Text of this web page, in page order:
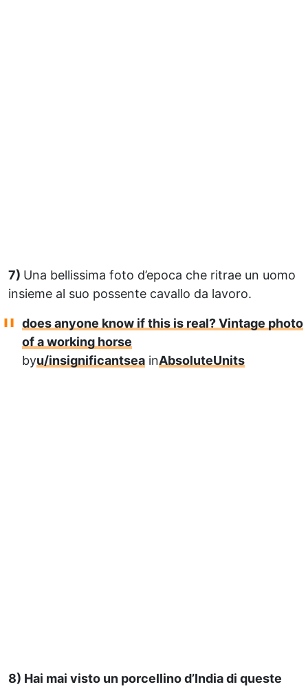
7) Una bellissima foto d’epoca che ritrae un uomo
insieme al suo possente cavallo da lavoro.
does anyone know if this is real? Vintage photo
of a working horse
byu/insignificantsea inAbsoluteUnits
8) Hai mai visto un porcellino d’India di queste